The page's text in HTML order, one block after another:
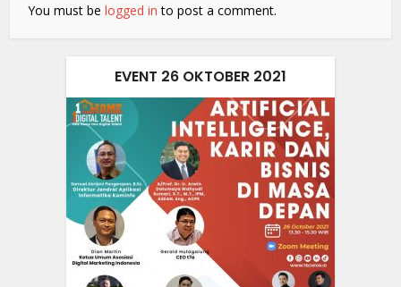
You must belogged in to post a comment.
EVENT 26 OKTOBER 2021